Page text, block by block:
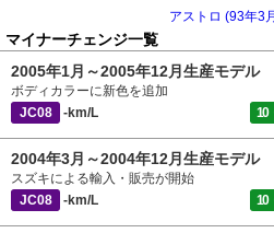
アストロ (93年3
マイナーチェンジ一覧
2005年1月～2005年12月生産モデル
ボディカラーに新色を追加
JC08
-km/L 10
2004年3月～2004年12月生産モデル
スズキによる輸入・販売が開始
JC08
-km/L 10